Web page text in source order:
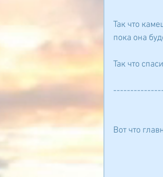
Так что
пока она
Так что
Вот что